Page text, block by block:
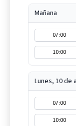
Mañana
07:00
10:00
Lunes, 10 de
07:00
10:00